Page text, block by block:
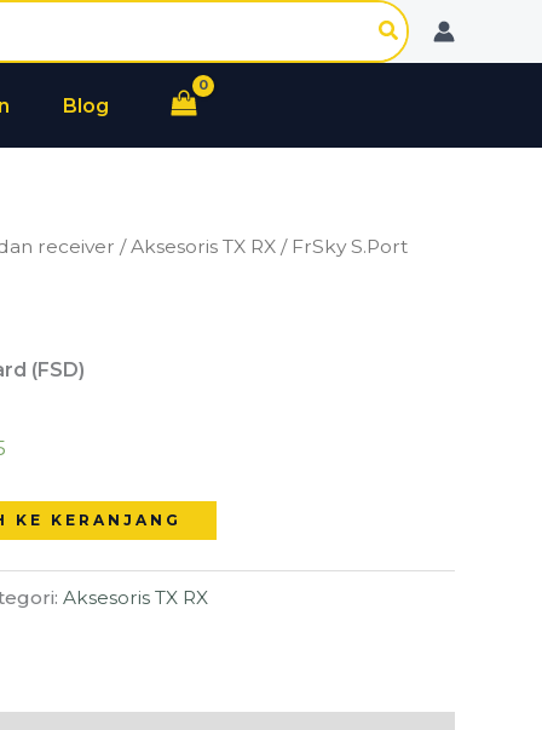
Blog
receiver /Aksesoris TX RX / FrSky S.Port
(FSD)
KE KERANJANG
Aksesoris TX RX
S.Port